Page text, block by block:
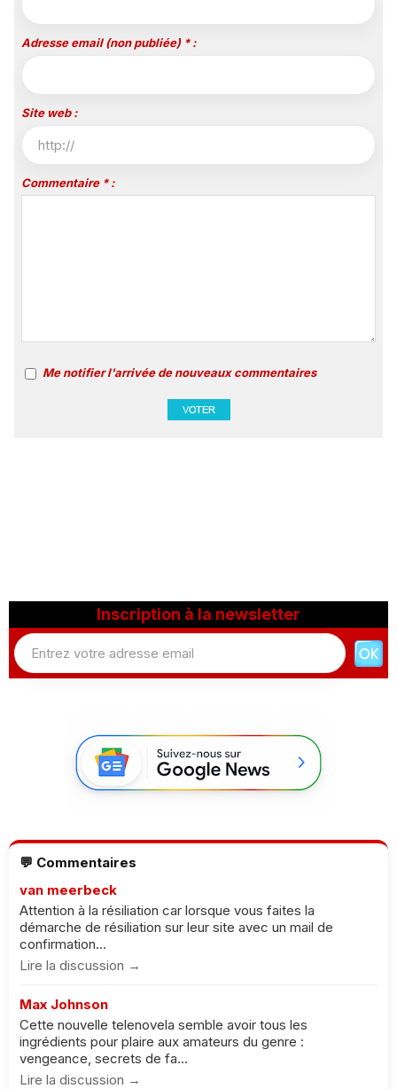
Adresse email (non publiée) * :
Site web :
Commentaire * :
Me notifier l'arrivée de nouveaux commentaires
Inscription à la newsletter
💬 Commentaires
van meerbeck
Attention à la résiliation car lorsque vous faites la
démarche de résiliation sur leur site avec un mail de
confirmation...
Lire la discussion →
Max Johnson
Cette nouvelle telenovela semble avoir tous les
ingrédients pour plaire aux amateurs du genre :
vengeance, secrets de fa...
Lire la discussion →